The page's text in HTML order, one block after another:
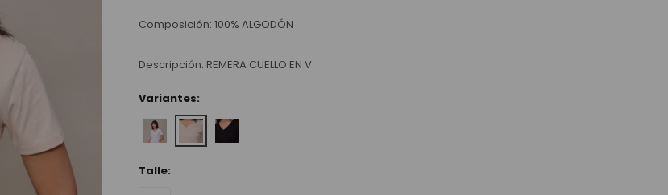
Composición: 100% ALGODÓN
Descripción: REMERA CUELLO EN V
Variantes:
Talle: